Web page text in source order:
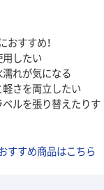
おすすめ！
用したい
濡れが気になる
軽さを両立したい
ベルを張り替えたりす
すすめ商品はこちら